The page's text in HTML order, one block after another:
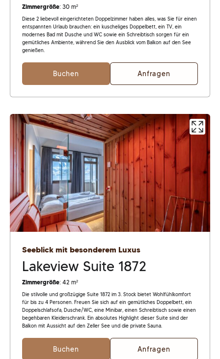
Zimmergröße: 30 m²
Diese 2 liebevoll eingerichteten Doppelzimmer haben alles, was Sie für einen
entspannten Urlaub brauchen: ein kuscheliges Doppelbett, ein TV, ein
modernes Bad mit Dusche und WC sowie ein Schreibtisch sorgen für ein
gemütliches Ambiente, während Sie den Ausblick vom Balkon auf den See
genießen.
Buchen Anfragen
Seeblick mit besonderem Luxus
Lakeview Suite 1872
Zimmergröße: 42 m²
Die stilvolle und großzügige Suite 1872 im 3. Stock bietet Wohlfühlkomfort
für bis zu 4 Personen. Freuen Sie sich auf ein gemütliches Doppelbett, ein
Doppelschlafsofa, Dusche/WC, eine Minibar, einen Schreibtisch sowie einen
begehbaren Kleiderschrank. Ein absolutes Highlight dieser Suite sind der
Balkon mit Aussicht auf den Zeller See und die private Sauna.
Buchen Anfragen